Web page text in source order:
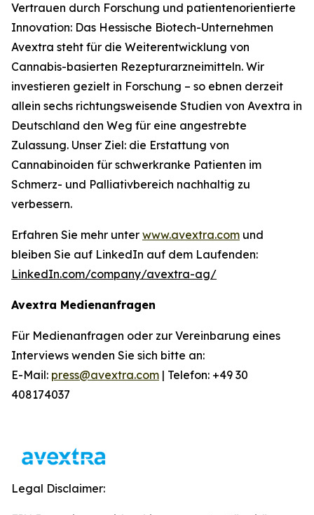
Vertrauen durch Forschung und patientenorientierte
Innovation: Das Hessische Biotech-Unternehmen
Avextra steht für die Weiterentwicklung von
Cannabis-basierten Rezepturarzneimitteln. Wir
investieren gezielt in Forschung – so ebnen derzeit
allein sechs richtungsweisende Studien von Avextra in
Deutschland den Weg für eine angestrebte
Zulassung. Unser Ziel: die Erstattung von
Cannabinoiden für schwerkranke Patienten im
Schmerz- und Palliativbereich nachhaltig zu
verbessern.
Erfahren Sie mehr unter www.avextra.com und
bleiben Sie auf LinkedIn auf dem Laufenden:
LinkedIn.com/company/avextra-ag/
Avextra Medienanfragen
Für Medienanfragen oder zur Vereinbarung eines
Interviews wenden Sie sich bitte an:
E-Mail: press@avextra.com | Telefon: +49 30
408174037
Legal Disclaimer: